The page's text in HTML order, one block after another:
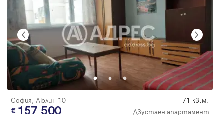
София, Люлин 10 71 кв.м.
157 500 Двустаен апартамент